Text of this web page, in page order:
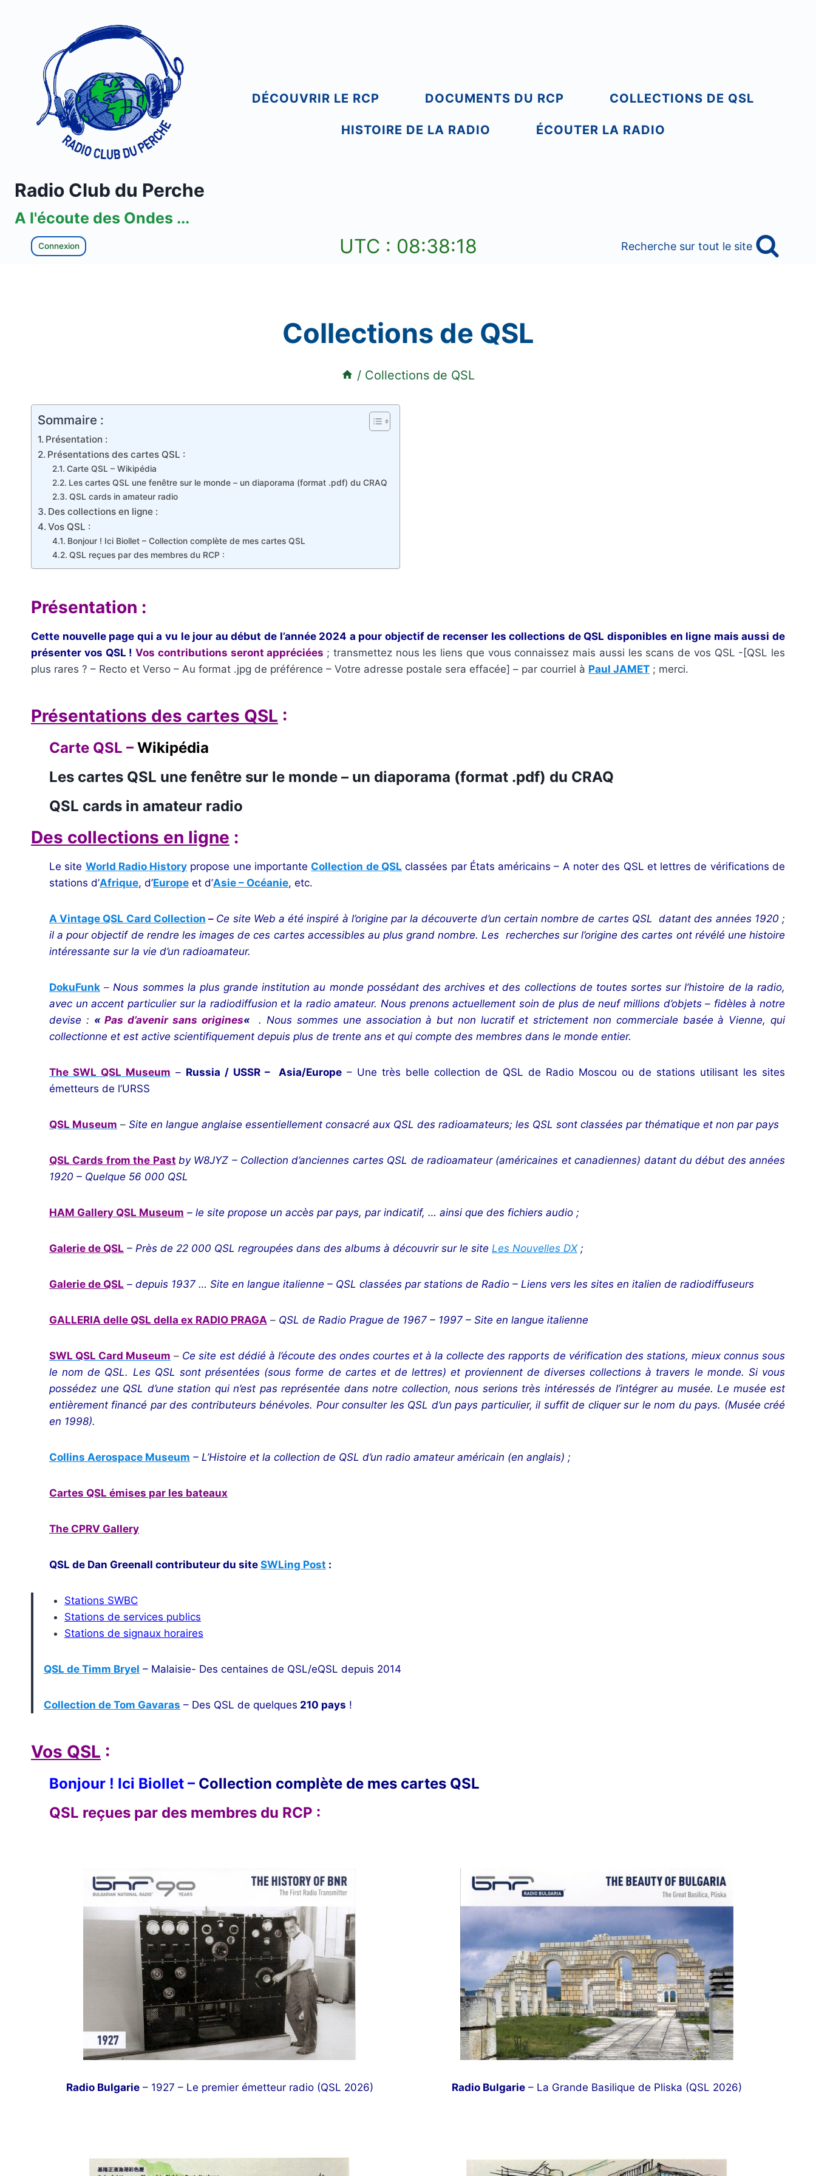
Radio Club du Perche
A l'écoute des Ondes ...
DÉCOUVRIR LE RCP DOCUMENTS DU RCP COLLECTIONS DE QSL
HISTOIRE DE LA RADIO ÉCOUTER LA RADIO
Connexion UTC : 08:38:19 Recherche sur tout le site
Collections de QSL
/ Collections de QSL
Sommaire :
Présentation :
Présentations des cartes QSL :
Carte QSL – Wikipédia
Les cartes QSL une fenêtre sur le monde – un diaporama (format .pdf) du CRAQ
QSL cards in amateur radio
Des collections en ligne :
Vos QSL :
Bonjour ! Ici Biollet – Collection complète de mes cartes QSL
QSL reçues par des membres du RCP :
Présentation :
Cette nouvelle page qui a vu le jour au début de l’année 2024 a pour objectif de recenser les collections de QSL disponibles en ligne mais aussi de
présenter vos QSL ! Vos contributions seront appréciées ; transmettez nous les liens que vous connaissez mais aussi les scans de vos QSL -[QSL les
plus rares ? – Recto et Verso – Au format .jpg de préférence – Votre adresse postale sera effacée] – par courriel à Paul JAMET ; merci.
Présentations des cartes QSL :
Carte QSL – Wikipédia
Les cartes QSL une fenêtre sur le monde – un diaporama (format .pdf) du CRAQ
QSL cards in amateur radio
Des collections en ligne :
Le site World Radio History propose une importante Collection de QSL classées par États américains – A noter des QSL et lettres de vérifications de
stations d’Afrique, d’Europe et d’Asie – Océanie, etc.
A Vintage QSL Card Collection – Ce site Web a été inspiré à l’origine par la découverte d’un certain nombre de cartes QSL datant des années 1920 ;
il a pour objectif de rendre les images de ces cartes accessibles au plus grand nombre. Les recherches sur l’origine des cartes ont révélé une histoire
intéressante sur la vie d’un radioamateur.
DokuFunk – Nous sommes la plus grande institution au monde possédant des archives et des collections de toutes sortes sur l’histoire de la radio,
avec un accent particulier sur la radiodiffusion et la radio amateur. Nous prenons actuellement soin de plus de neuf millions d’objets – fidèles à notre
devise : «Pas d’avenir sans origines«
. Nous sommes une association à but non lucratif et strictement non commerciale basée à Vienne, qui
collectionne et est active scientifiquement depuis plus de trente ans et qui compte des membres dans le monde entier.
The SWL QSL Museum – Russia / USSR – Asia/Europe – Une très belle collection de QSL de Radio Moscou ou de stations utilisant les sites
émetteurs de l’URSS
QSL Museum – Site en langue anglaise essentiellement consacré aux QSL des radioamateurs; les QSL sont classées par thématique et non par pays
QSL Cards from the Past by W8JYZ – Collection d’anciennes cartes QSL de radioamateur (américaines et canadiennes) datant du début des années
1920 – Quelque 56 000 QSL
HAM Gallery QSL Museum – le site propose un accès par pays, par indicatif, … ainsi que des fichiers audio ;
Galerie de QSL – Près de 22 000 QSL regroupées dans des albums à découvrir sur le site Les Nouvelles DX;
Galerie de QSL – depuis 1937 … Site en langue italienne – QSL classées par stations de Radio – Liens vers les sites en italien de radiodiffuseurs
GALLERIA delle QSL della ex RADIO PRAGA – QSL de Radio Prague de 1967 – 1997 – Site en langue italienne
SWL QSL Card Museum – Ce site est dédié à l’écoute des ondes courtes et à la collecte des rapports de vérification des stations, mieux connus sous
le nom de QSL. Les QSL sont présentées (sous forme de cartes et de lettres) et proviennent de diverses collections à travers le monde. Si vous
possédez une QSL d’une station qui n’est pas représentée dans notre collection, nous serions très intéressés de l’intégrer au musée. Le musée est
entièrement financé par des contributeurs bénévoles. Pour consulter les QSL d’un pays particulier, il suffit de cliquer sur le nom du pays. (Musée créé
en 1998).
Collins Aerospace Museum – L’Histoire et la collection de QSL d’un radio amateur américain (en anglais) ;
Cartes QSL émises par les bateaux
The CPRV Gallery
QSL de Dan Greenall contributeur du site SWLing Post :
Stations SWBC
Stations de services publics
Stations de signaux horaires
QSL de Timm Bryel – Malaisie- Des centaines de QSL/eQSL depuis 2014
Collection de Tom Gavaras – Des QSL de quelques 210 pays !
Vos QSL :
Bonjour ! Ici Biollet – Collection complète de mes cartes QSL
QSL reçues par des membres du RCP :
Radio Bulgarie– 1927 – Le premier émetteur radio (QSL 2026) Radio Bulgarie– La Grande Basilique de Pliska (QSL 2026)